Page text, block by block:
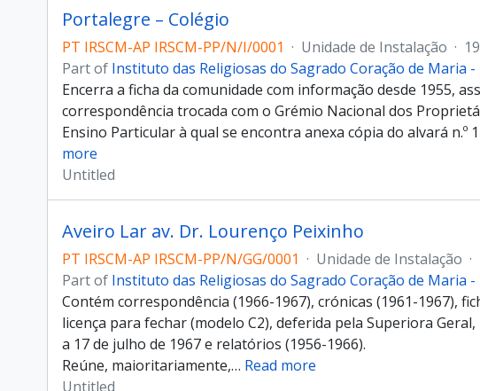
Portalegre – Colégio
PT IRSCM-AP IRSCM-PP/N/I/0001 · Unidade de Instalação ·
Part of Instituto das Religiosas do Sagrado Coração de Maria
Encerra a ficha da comunidade com informação desde 1955,
correspondência trocada com o Grémio Nacional dos
Ensino Particular à qual se encontra anexa cópia do alvará n.º
more
Untitled
Aveiro Lar av. Dr. Lourenço Peixinho
PT IRSCM-AP IRSCM-PP/N/GG/0001 · Unidade de Instalação ·
Part of Instituto das Religiosas do Sagrado Coração de Maria
Contém correspondência (1966-1967), crónicas (1961-1967),
licença para fechar (modelo C2), deferida pela Superiora
a 17 de julho de 1967 e relatórios (1956-1966).
Reúne, maioritariamente,… Read more
Untitled